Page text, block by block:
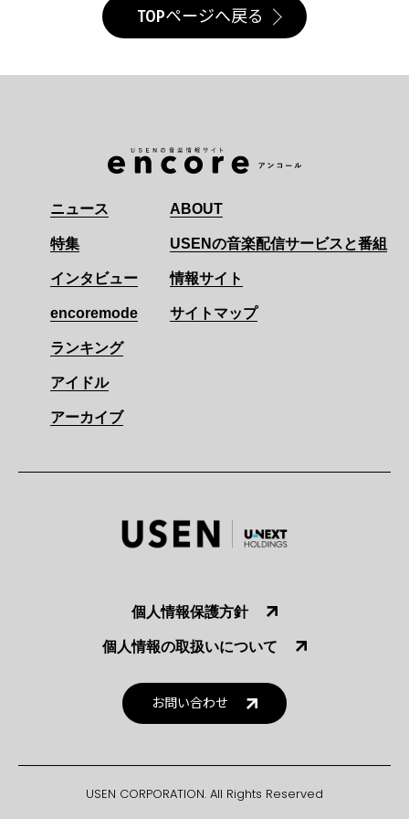
TOPページへ戻る
ニュース
特集
インタビュー
encoremode
ランキング
アイドル
アーカイブ
ABOUT
USENの音楽配信サービスと番組
情報サイト
サイトマップ
個人情報保護方針
個人情報の取扱いについて
お問い合わせ
USEN CORPORATION. All Rights Reserved